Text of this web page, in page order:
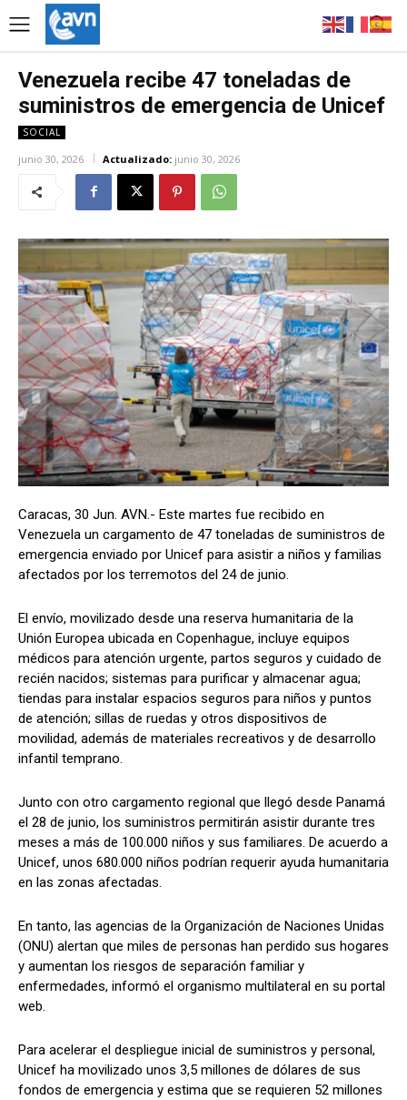
Venezuela recibe 47 toneladas de
suministros de emergencia de Unicef
SOCIAL
junio 30, 2026 Actualizado: junio 30, 2026
Caracas, 30 Jun. AVN.- Este martes fue recibido en
Venezuela un cargamento de 47 toneladas de suministros de
emergencia enviado por Unicef para asistir a niños y familias
afectados por los terremotos del 24 de junio.
El envío, movilizado desde una reserva humanitaria de la
Unión Europea ubicada en Copenhague, incluye equipos
médicos para atención urgente, partos seguros y cuidado de
recién nacidos; sistemas para purificar y almacenar agua;
tiendas para instalar espacios seguros para niños y puntos
de atención; sillas de ruedas y otros dispositivos de
movilidad, además de materiales recreativos y de desarrollo
infantil temprano.
Junto con otro cargamento regional que llegó desde Panamá
el 28 de junio, los suministros permitirán asistir durante tres
meses a más de 100.000 niños y sus familiares. De acuerdo a
Unicef, unos 680.000 niños podrían requerir ayuda humanitaria
en las zonas afectadas.
En tanto, las agencias de la Organización de Naciones Unidas
(ONU) alertan que miles de personas han perdido sus hogares
y aumentan los riesgos de separación familiar y
enfermedades, informó el organismo multilateral en su portal
web.
Para acelerar el despliegue inicial de suministros y personal,
Unicef ha movilizado unos 3,5 millones de dólares de sus
fondos de emergencia y estima que se requieren 52 millones